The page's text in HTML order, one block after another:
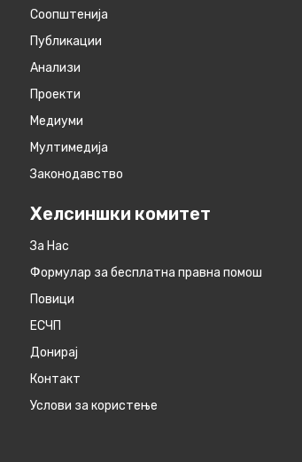
Соопштенија
Публикации
Анализи
Проекти
Медиуми
Мултимедија
Законодавство
Хелсиншки комитет
За Нас
Формулар за бесплатна правна помош
Повици
ЕСЧП
Донирај
Контакт
Услови за користење